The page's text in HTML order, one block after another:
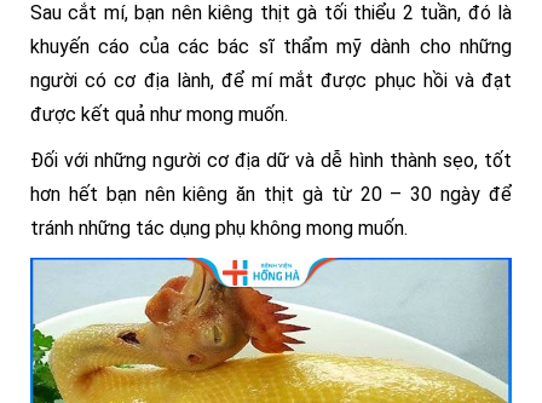
Sau cắt mí, bạn nên kiêng thịt gà tối thiểu 2 tuần, đó là
khuyến cáo của các bác sĩ thẩm mỹ dành cho những
người có cơ địa lành, để mí mắt được phục hồi và đạt
được kết quả như mong muốn.
Đối với những người cơ địa dữ và dễ hình thành sẹo, tốt
hơn hết bạn nên kiêng ăn thịt gà từ 20 – 30 ngày để
tránh những tác dụng phụ không mong muốn.